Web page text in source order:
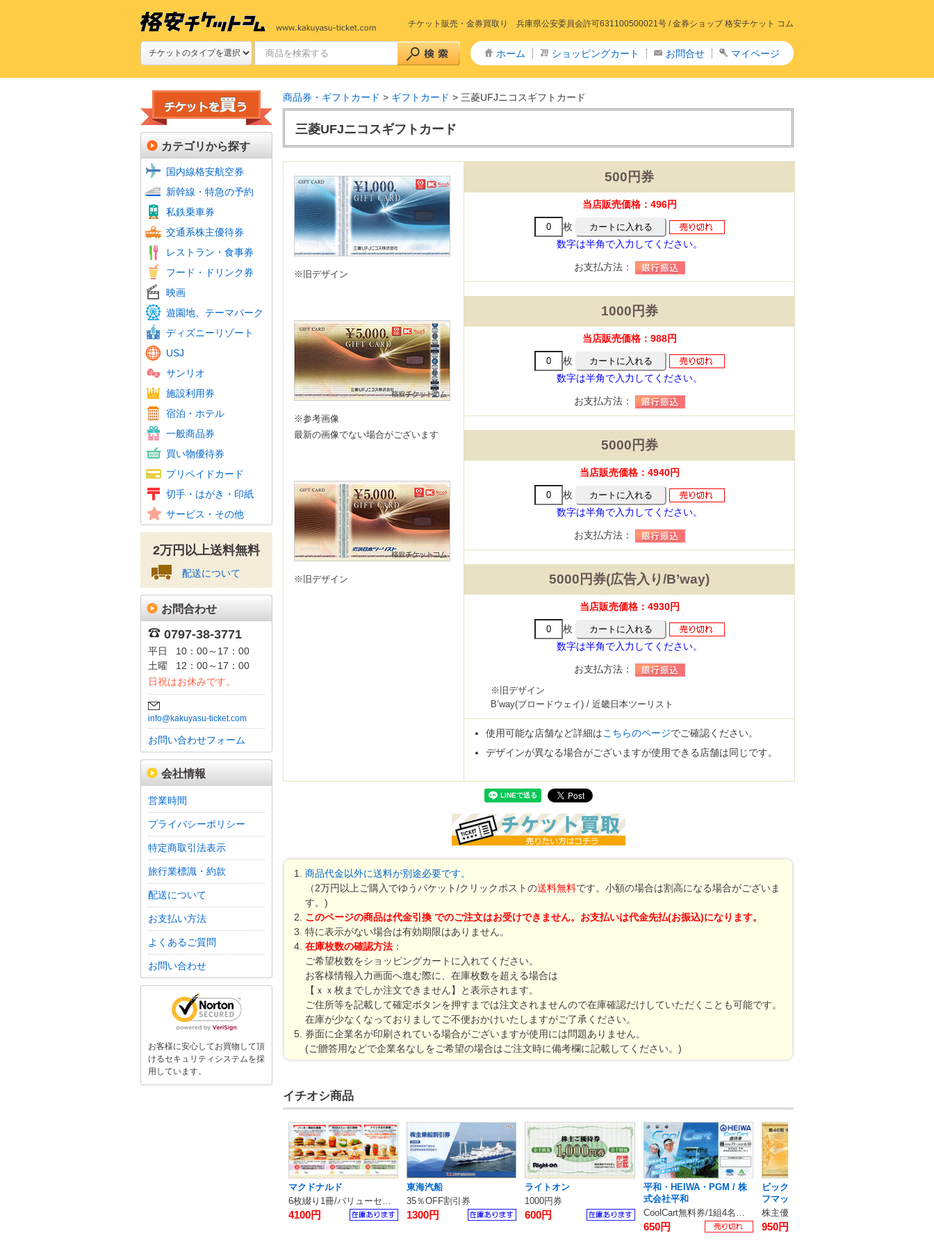
チケット販売・金券買取り 兵庫県公安委員会許可631100500021号 /金券ショップ 格安チケット コム
ホーム ショッピングカート お問合せ マイページ
商品券・ギフトカード > ギフトカード > 三菱UFJニコスギフトカード
三菱UFJニコスギフトカード
※旧デザイン
※参考画像
最新の画像でない場合がございます
※旧デザイン
500円券
当店販売価格：496円
枚
数字は半角で入力してください。
お支払方法：
1000円券
当店販売価格：988円
枚
数字は半角で入力してください。
お支払方法：
5000円券
当店販売価格：4940円
枚
数字は半角で入力してください。
お支払方法：
5000円券(広告入り/B’way)
当店販売価格：4930円
枚
数字は半角で入力してください。
お支払方法：
※旧デザイン
B’way(ブロードウェイ) / 近畿日本ツーリスト
使用可能な店舗など詳細はこちらのページでご確認ください。
デザインが異なる場合がございますが使用できる店舗は同じです。
商品代金以外に送料が別途必要です。
（2万円以上ご購入でゆうパケット/クリックポストの送料無料です。小額の場合は割高になる場合がございま
す。)
このページの商品は代金引換 でのご注文はお受けできません。お支払いは代金先払(お振込)になります。
特に表示がない場合は有効期限はありません。
在庫枚数の確認方法 ：
ご希望枚数をショッピングカートに入れてください。
お客様情報入力画面へ進む際に、在庫枚数を超える場合は
【ｘｘ枚までしか注文できません】と表示されます。
ご住所等を記載して確定ボタンを押すまでは注文されませんので在庫確認だけしていただくことも可能です。
在庫が少なくなっておりましてご不便おかけいたしますがご了承ください。
券面に企業名が印刷されている場合がございますが使用には問題ありません。
(ご贈答用などで企業名なしをご希望の場合はご注文時に備考欄に記載してください。)
イチオシ商品
マクドナルド
6枚綴り1冊/バリューセット無料券
4100円
東海汽船
35％OFF割引券
1300円
ライトオン
1000円券
600円
平和・HEIWA・PGM / 株
式会社平和
CoolCart無料券/1組4名様まで使用可
650円
ビックカメラ・コジマ・ソ
フマップ
株主優待1000円券
950円
カテゴリから探す
国内線格安航空券
新幹線・特急の予約
新幹線予約 東海道新幹線
山陽新幹線
山陽・九州新幹線
九州新幹線
東北新幹線
秋田新幹線
山形新幹線
上越・長野新幹線
新幹線+特急 予約
山陽新幹線～北陸線
山陽新幹線～きのくに線
JR特急予約
特急サンダーバード(北陸線)
私鉄乗車券
定期券タイプ全線乗車証
私鉄(回数券タイプ)
鉄道プリペイドカード
交通系株主優待券 JR株主優待券
航空会社株主優待券
フェリー株主優待券
バス回数券
レストラン・食事券 居酒屋・ディナー
ファミリーレストラン
ファーストフード
牛丼・カレー・定食・ラーメン
グルメ商品券
食品・ドリンク券
ホテル商品券・ギフト券
フード・ドリンク券 フード・ドリンク券
映画
遊園地、テーマパーク
ディズニーリゾート
USJ
サンリオ
施設利用券
カラオケ・アミューズメント施設
温泉・スパリゾート
スパリゾートハワイアンズ
スキー
ゴルフ
フィットネスクラブ
宿泊・ホテル ホテル商品券
一般商品券 ギフトカード(クレジット会社系)
百貨店
旅行券
ビール券・清酒券
おこめ券
花とみどりのギフト券
こども商品券
図書カード
買い物優待券
プリペイドカード
切手・はがき・印紙 普通切手
特殊切手
記念切手
レターパック
通常はがき
年賀はがき
かもめーる
収入印紙、特許印紙
サービス・その他 資格・スクール・塾
美容、サロン
車・駐車場
その他
2万円以上送料無料
配送について
お問合わせ
0797-38-3771
平日
10：00～17：00
土曜
12：00～17：00
日祝はお休みです。
info@kakuyasu-ticket.com
お問い合わせフォーム
会社情報
営業時間
プライバシーポリシー
特定商取引法表示
旅行業標識・約款
配送について
お支払い方法
よくあるご質問
お問い合わせ
お客様に安心してお買物して頂
けるセキュリティシステムを採
用しています。